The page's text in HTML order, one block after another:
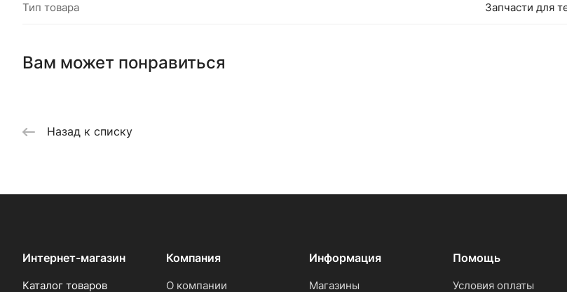
Тип товара Запчасти для
Вам может понравиться
Назад к списку
Интернет-магазин
Каталог товаров
Компания
О компании
Информация
Магазины
Помощь
Условия оплаты